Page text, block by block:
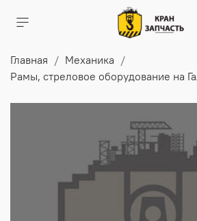
Главная
Механика
Рамы, стреловое оборудование на